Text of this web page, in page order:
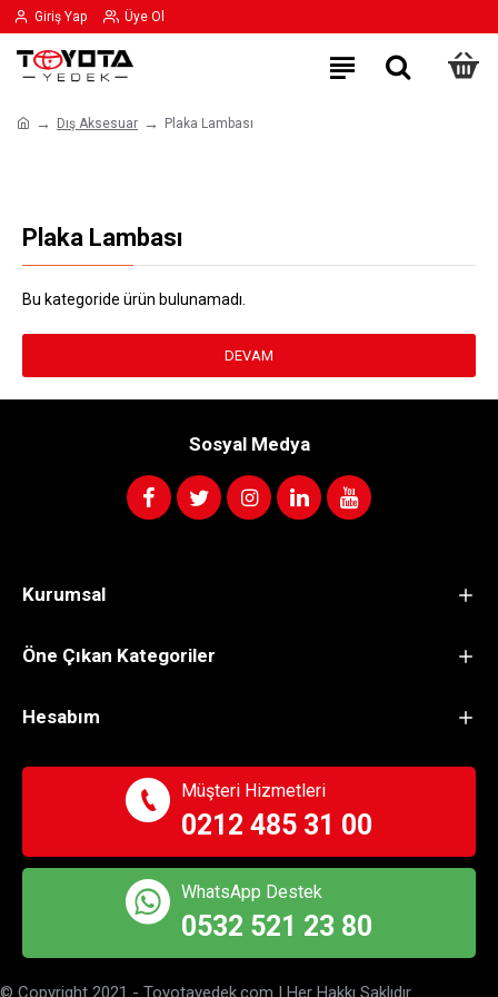
Giriş Yap Üye Ol
Dış Aksesuar Plaka Lambası
Plaka Lambası
Bu kategoride ürün bulunamadı.
DEVAM
Sosyal Medya
Kurumsal
Öne Çıkan Kategoriler
Hesabım
Müşteri Hizmetleri
0212 485 31 00
WhatsApp Destek
0532 521 23 80
© Copyright 2021 - Toyotayedek.com | Her Hakkı Saklıdır.